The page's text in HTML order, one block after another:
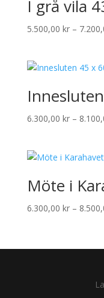
I grå vila
5.500,00 kr –
6.300,00 kr –
Möte i
6.300,00 kr –